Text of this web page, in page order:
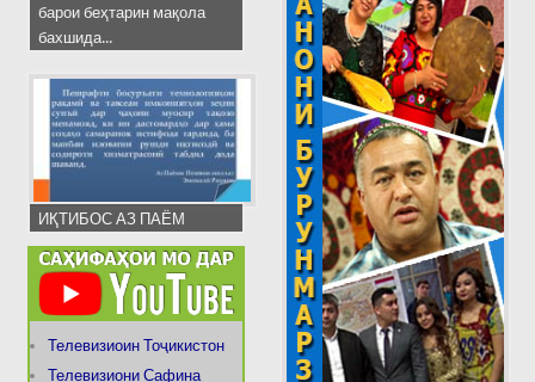
барои беҳтарин мақола
бахшида...
ИҚТИБОС АЗ ПАЁМ
Телевизиоин Тоҷикистон
Телевизиони Сафина